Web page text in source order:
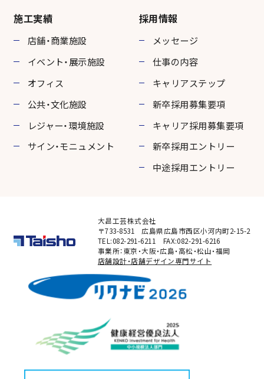
施工実績
店舗・商業施設
イベント・展示施設
オフィス
公共・文化施設
レジャー・環境施設
サイン・モニュメント
採用情報
メッセージ
仕事の内容
キャリアステップ
新卒採用募集要項
キャリア採用募集要項
新卒採用エントリー
中途採用エントリー
大昌工芸株式会社
〒733-8531 広島県広島市西区小河内町2-15-2
TEL:082-291-6211 FAX:082-291-6216
事業所：東京・大阪・広島・高松・松山・福岡
店舗設計・店舗デザイン専門サイト